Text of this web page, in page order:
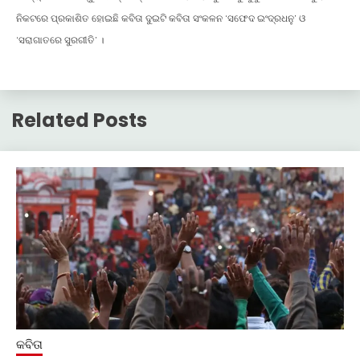
ନିକଟରେ ପ୍ରକାଶିତ ହୋଇଛି କବିତା ଦୁଇଟି କବିତା ସଂକଳନ ‘ସଫେଦ ଇଂଦ୍ରଧନୁ’ ଓ
‘ସରାଗାତରେ ସୁରଗୀତି’ ।
Related Posts
କବିତା